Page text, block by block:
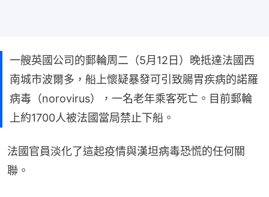
一艘英國公司的郵輪周二（5月12日）晚抵達法國西
南城市波爾多，船上懷疑暴發可引致腸胃疾病的諾羅
病毒（norovirus），一名老年乘客死亡。目前郵輪
上約1700人被法國當局禁止下船。
法國官員淡化了這起疫情與漢坦病毒恐慌的任何關
聯。